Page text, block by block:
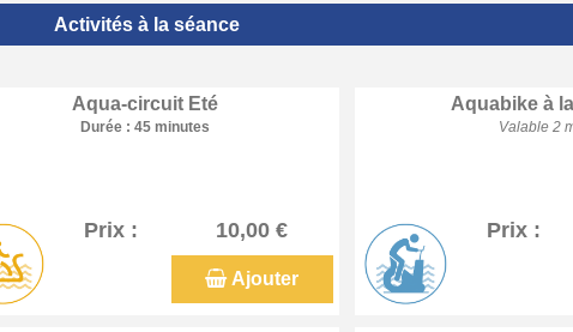
Activités à la séance
Aqua-circuit Eté
Durée : 45 minutes
Prix : 10,00 €
Ajouter
Aquabike à
Valable 2
Prix :